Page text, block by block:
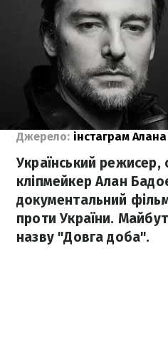
Джерело: інстаграм
Український режисер,
кліпмейкер Алан
документальний
проти України.
назву "Довга доба".